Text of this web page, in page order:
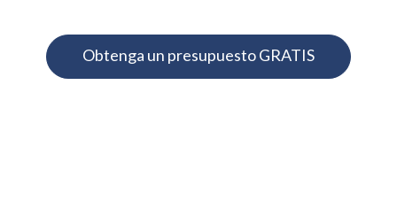
Obtenga un presupuesto GRATIS